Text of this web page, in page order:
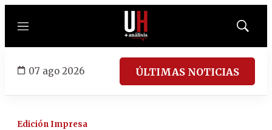
Menú
Mostrar
07 ago 2026 ÚLTIMAS NOTICIAS
Edición Impresa